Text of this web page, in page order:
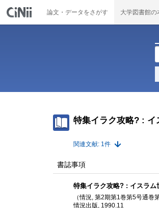
論文・データをさがす 大学図書館の
特集イラク攻略? : イ
関連文献: 1件
書誌事項
特集イラク攻略? : イスラム
（情況, 第2期第1巻第5号通巻
情況出版, 1990.11